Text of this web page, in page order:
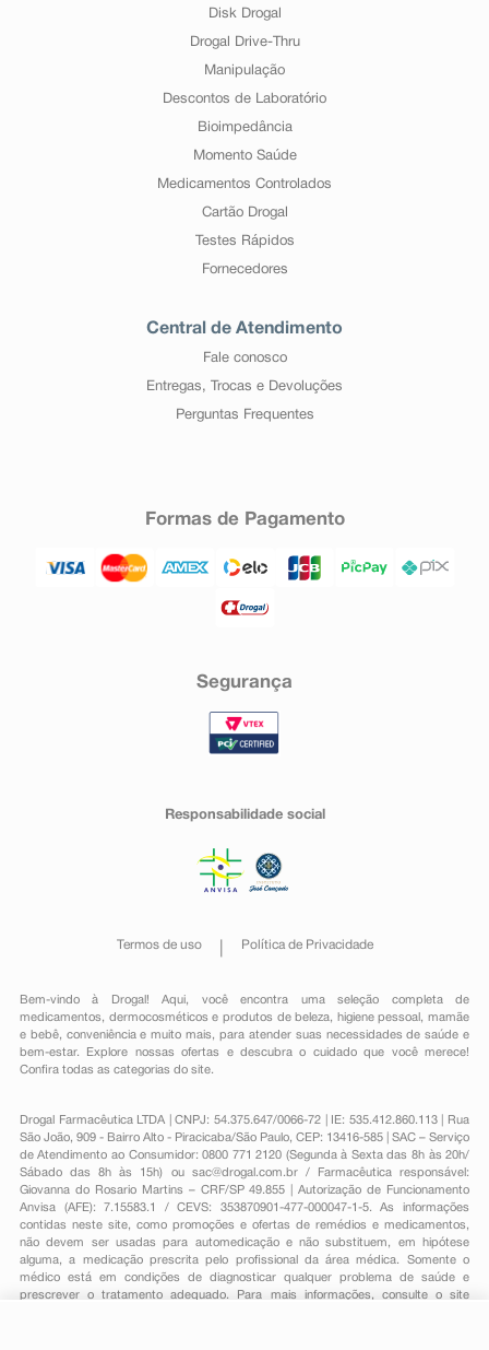
Disk Drogal
Drogal Drive-Thru
Manipulação
Descontos de Laboratório
Bioimpedância
Momento Saúde
Medicamentos Controlados
Cartão Drogal
Testes Rápidos
Fornecedores
Central de Atendimento
Fale conosco
Entregas, Trocas e Devoluções
Perguntas Frequentes
Formas de Pagamento
Segurança
Responsabilidade social
Termos de uso Política de Privacidade
Bem-vindo à Drogal! Aqui, você encontra uma seleção completa de
medicamentos , dermocosméticos e produtos de beleza, higiene pessoal ,mamãe
e bebê, conveniênciae muito mais, para atender suas necessidades de saúde e
bem-estar. Explore nossas ofertas e descubra o cuidado que você merece!
Confira todas as categorias do site.
Drogal Farmacêutica LTDA | CNPJ: 54.375.647/0066-72 | IE: 535.412.860.113 | Rua
São João, 909 - Bairro Alto - Piracicaba/São Paulo, CEP: 13416-585 | SAC – Serviço
de Atendimento ao Consumidor: 0800 771 2120 (Segunda à Sexta das 8h às 20h/
Sábado das 8h às 15h) ou sac@drogal.com.br/ Farmacêutica responsável:
Giovanna do Rosario Martins – CRF/SP 49.855 | Autorização de Funcionamento
Anvisa (AFE): 7.15583.1 / CEVS: 353870901-477-000047-1-5. As informações
contidas neste site, como promoções e ofertas de remédios e medicamentos,
não devem ser usadas para automedicação e não substituem, em hipótese
alguma, a medicação prescrita pelo profissional da área médica. Somente o
médico está em condições de diagnosticar qualquer problema de saúde e
prescrever o tratamento adequado. Para mais informações, consulte o site